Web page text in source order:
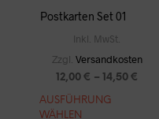
Postkarten Set 01
Inkl. MwSt.
Zzgl. Versandkosten
12,00 € – 14,50 €
AUSFÜHRUNG
WÄHLEN